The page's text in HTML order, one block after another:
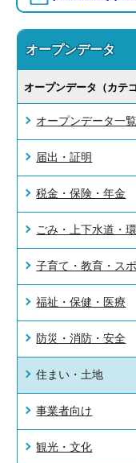
オープンデータ
オープンデータ（カテ
オープンデータ一
届出・証明
税金・保険・年金
ごみ・上下水道・
子育て・教育・ス
福祉・保健・医療
防災・消防・安全
住まい・土地
事業者向け
観光・文化